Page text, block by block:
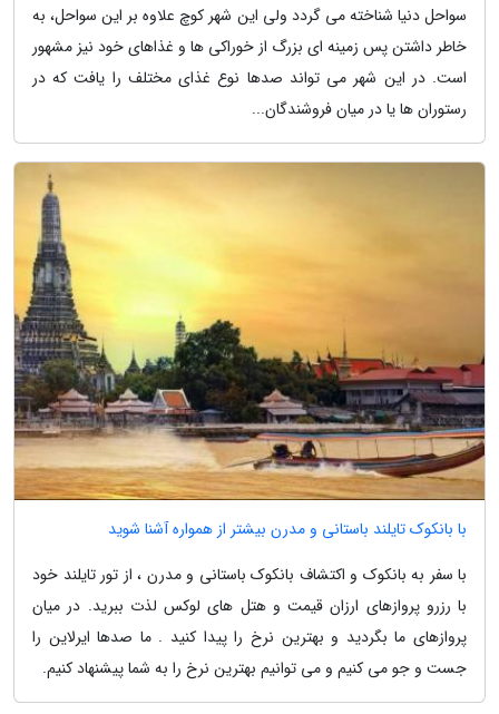
سواحل دنیا شناخته می گردد ولی این شهر کوچ علاوه بر این سواحل، به
خاطر داشتن پس زمینه ای بزرگ از خوراکی ها و غذاهای خود نیز مشهور
است. در این شهر می تواند صدها نوع غذای مختلف را یافت که در
رستوران ها یا در میان فروشندگان...
با بانکوک تایلند باستانی و مدرن بیشتر از همواره آشنا شوید
با سفر به بانکوک و اکتشاف بانکوک باستانی و مدرن ، از تور تایلند خود
با رزرو پروازهای ارزان قیمت و هتل های لوکس لذت ببرید. در میان
پروازهای ما بگردید و بهترین نرخ را پیدا کنید . ما صدها ایرلاین را
جست و جو می کنیم و می توانیم بهترین نرخ را به شما پیشنهاد کنیم.